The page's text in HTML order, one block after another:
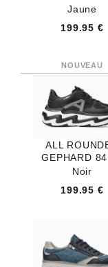
Jaune
199.95 €
ALL
GEPHARD
Noir
199.95 €